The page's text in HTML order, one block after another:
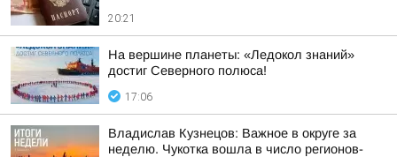
20:21
На вершине планеты: «Ледокол знаний»
достиг Северного полюса!
17:06
Владислав Кузнецов: Важное в округе за
неделю. Чукотка вошла в число регионов-